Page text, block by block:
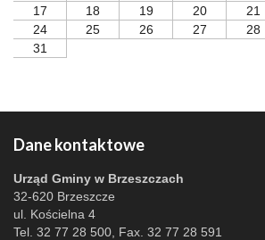
17
18 19 20 21
24
25 26 27 28
31
Dane kontaktowe
Urząd Gminy w Brzeszczach
32-620 Brzeszcze
ul. Kościelna 4
Tel. 32 77 28 500, Fax. 32 77 28 591